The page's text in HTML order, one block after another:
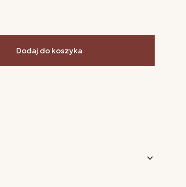
Dodaj do koszyka